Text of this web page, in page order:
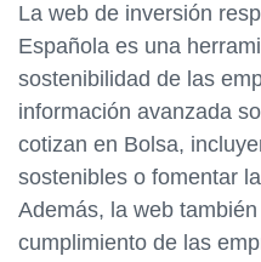
La web de inversión
Española es una
sostenibilidad de las
información avanzada
cotizan en Bolsa,
sostenibles o fomentar
Además, la web
cumplimiento de las